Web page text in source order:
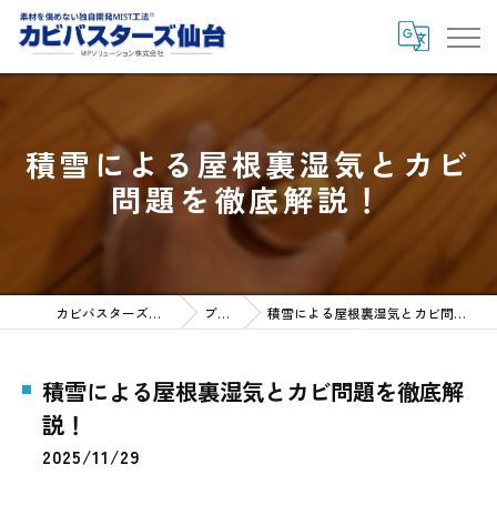
積雪による屋根裏湿気とカビ
問題を徹底解説！
カビバスターズ仙台HOME ブログ 積雪による屋根裏湿気とカビ問題を徹底解説！
積雪による屋根裏湿気とカビ問題を徹底解
説！
2025/11/29